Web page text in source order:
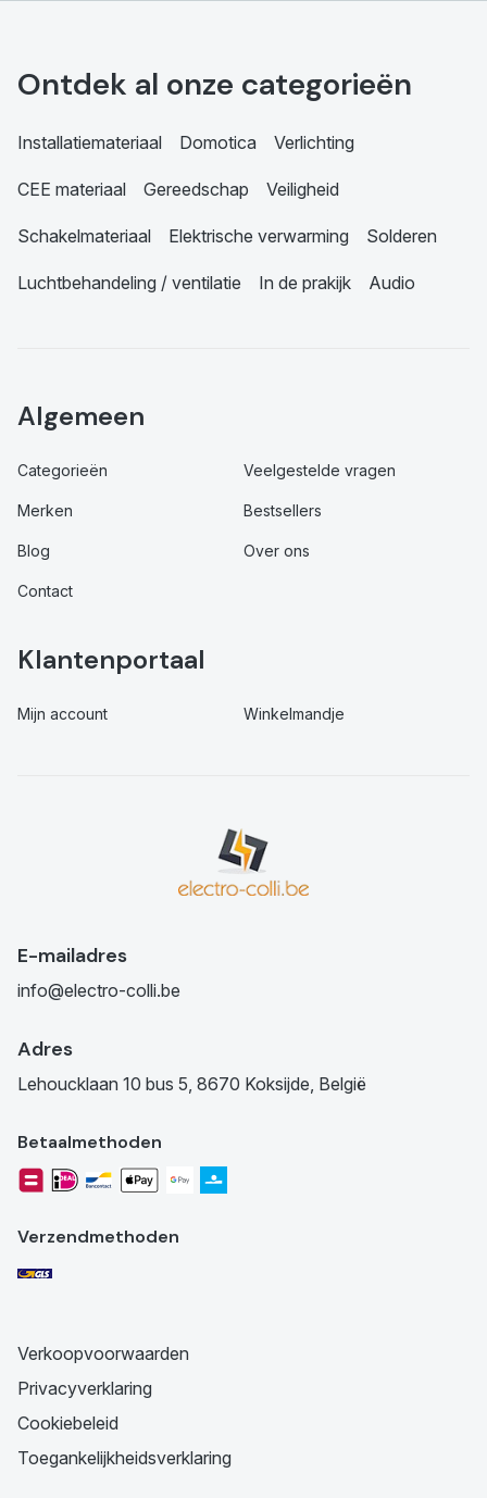
Ontdek al onze categorieën
Installatiemateriaal Domotica Verlichting
CEE materiaal Gereedschap Veiligheid
Schakelmateriaal Elektrische verwarming Solderen
Luchtbehandeling / ventilatie In de prakijk Audio
Algemeen
Categorieën Veelgestelde vragen
Merken Bestsellers
Blog Over ons
Contact
Klantenportaal
Mijn account Winkelmandje
E-mailadres
info@electro-colli.be
Adres
Lehoucklaan 10 bus 5, 8670 Koksijde, België
Betaalmethoden
Verzendmethoden
Verkoopvoorwaarden
Privacyverklaring
Cookiebeleid
Toegankelijkheidsverklaring